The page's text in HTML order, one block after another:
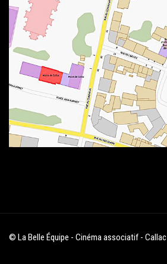
© La Belle Équipe - Cinéma associatif - Callac